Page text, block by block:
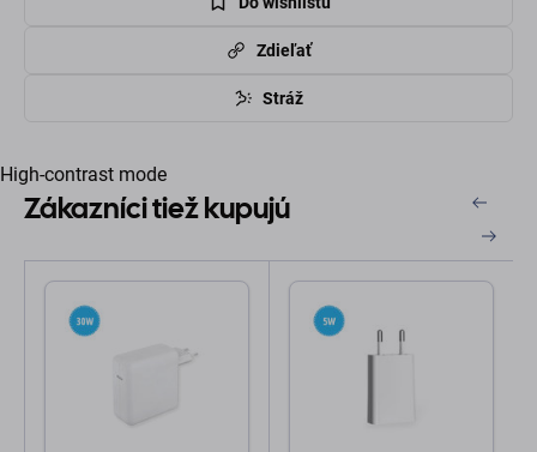
Zdieľať
Stráž
High-contrast mode
Zákazníci tiež kupujú